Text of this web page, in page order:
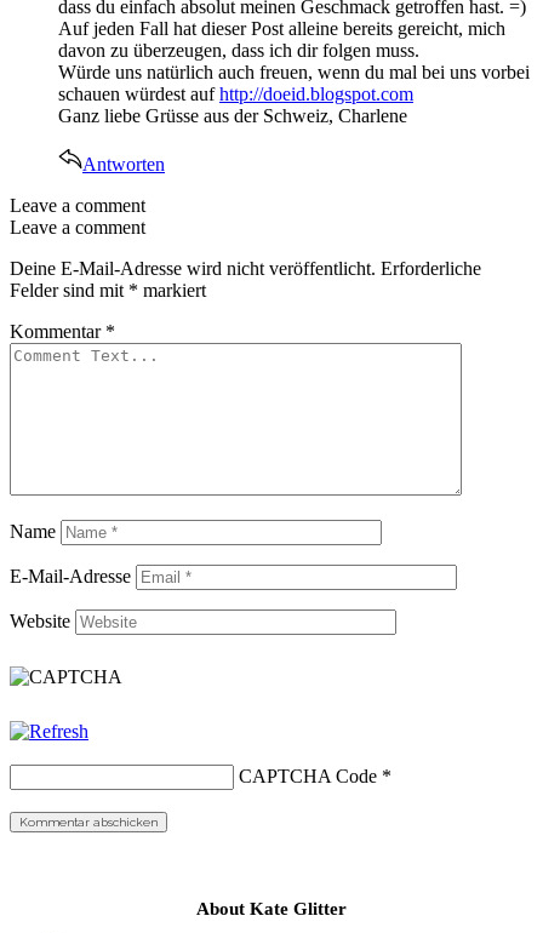
dass du einfach absolut meinen Geschmack getroffen hast. =)
Auf jeden Fall hat dieser Post alleine bereits gereicht, mich
davon zu überzeugen, dass ich dir folgen muss.
Würde uns natürlich auch freuen, wenn du mal bei uns vorbei
schauen würdest aufhttp://doeid.blogspot.com
Ganz liebe Grüsse aus der Schweiz, Charlene
Antworten
Leave a comment
Leave a comment
Deine E-Mail-Adresse wird nicht veröffentlicht. Erforderliche
Felder sind mit * markiert
Kommentar *
Name
E-Mail-Adresse
Website
CAPTCHA Code *
About Kate Glitter